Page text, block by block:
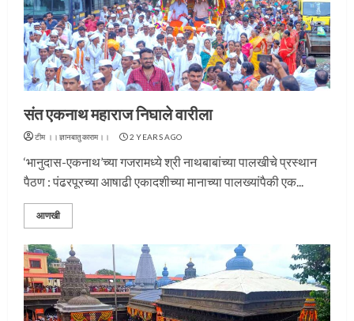
संत एकनाथ महाराज निघाले वारीला
टीम ।।ज्ञानबातुकाराम।। 2 YEARS AGO
‘भानुदास-एकनाथ’च्या गजरामध्ये श्री नाथबाबांच्या पालखीचे प्रस्थान
पैठण : पंढरपूरच्या आषाढी एकादशीच्या मानाच्या पालख्यांपैकी एक...
आणखी